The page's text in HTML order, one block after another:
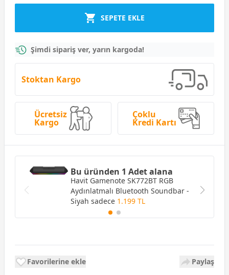
SEPETE EKLE
Şimdi sipariş ver, yarın kargoda!
Stoktan Kargo
Ücretsiz
Kargo
Çoklu
Kredi Kartı
Bu üründen 1 Adet alana
Havit Gamenote SK772BT RGB
Aydınlatmalı Bluetooth Soundbar -
Siyah sadece 1.199 TL
Favorilerine ekle Paylaş